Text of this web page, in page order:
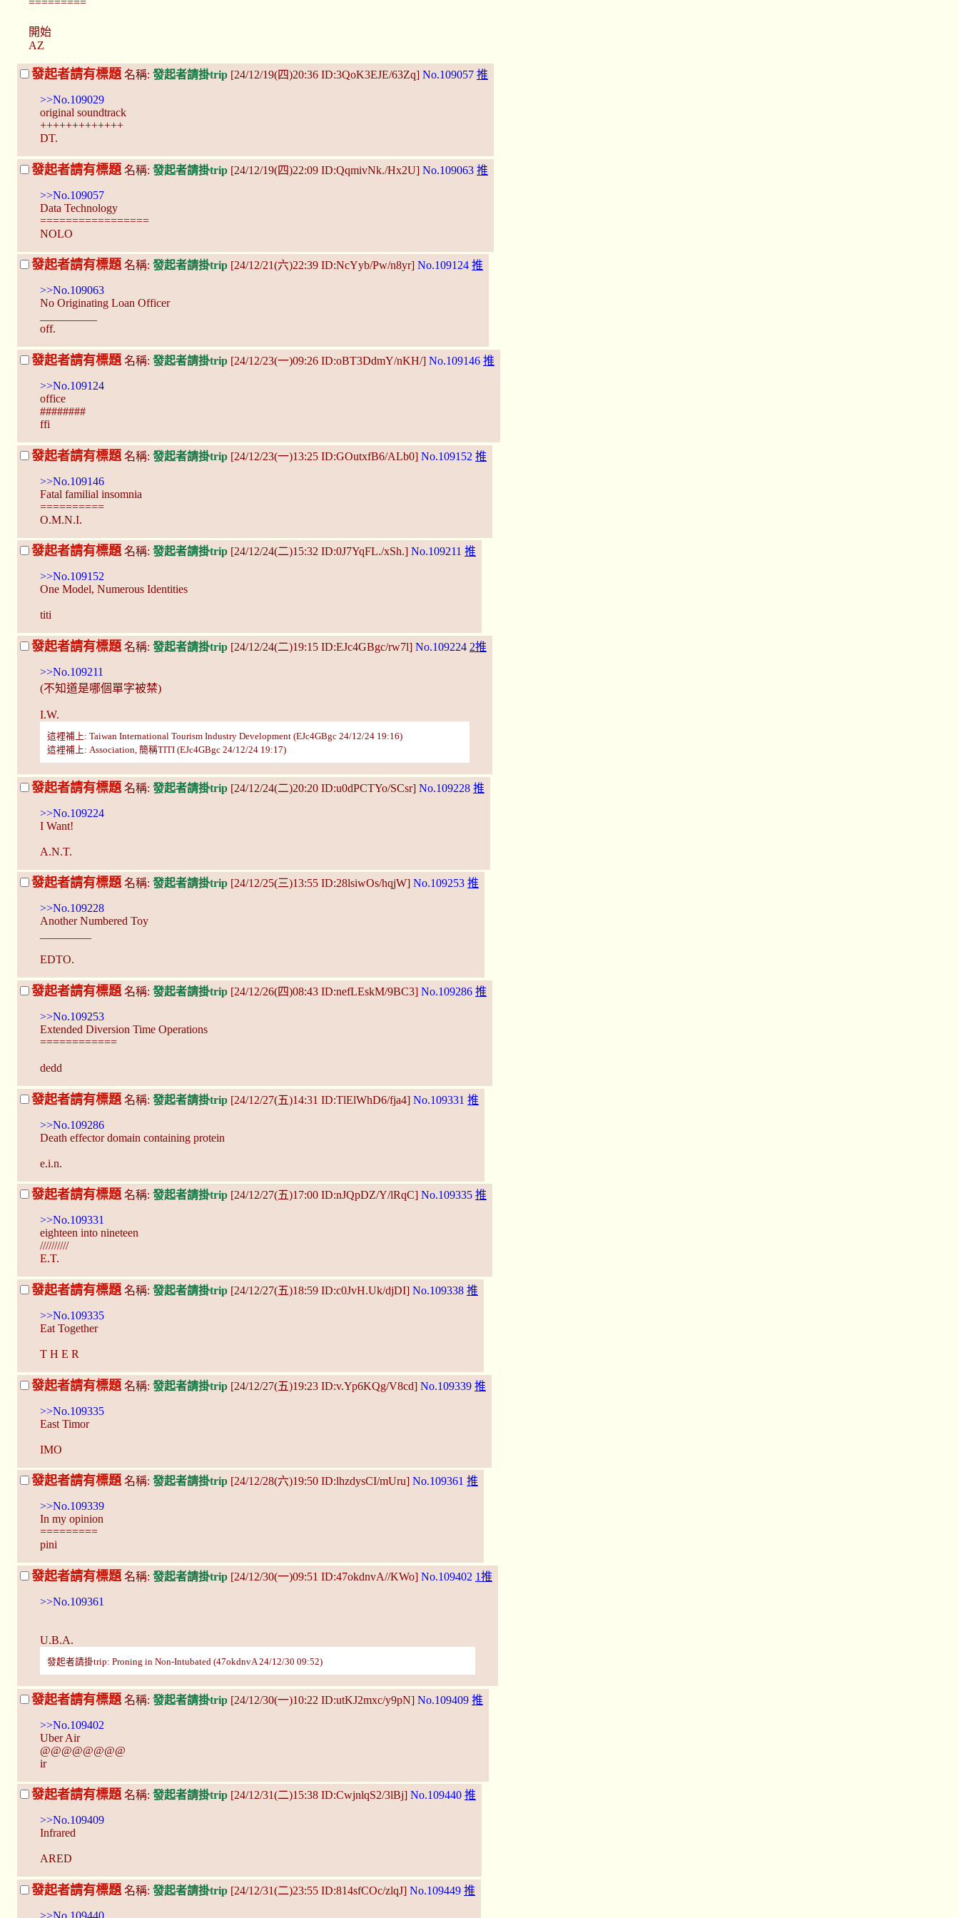
=========
開始
AZ
發起者請有標題 名稱: 發起者請掛trip [24/12/19(四)20:36 ID:3QoK3EJE/63Zq] No.109057 推
>>No.109029
original soundtrack
+++++++++++++
DT.
發起者請有標題 名稱: 發起者請掛trip [24/12/19(四)22:09 ID:QqmivNk./Hx2U] No.109063 推
>>No.109057
Data Technology
=================
NOLO
發起者請有標題 名稱: 發起者請掛trip [24/12/21(六)22:39 ID:NcYyb/Pw/n8yr] No.109124 推
>>No.109063
No Originating Loan Officer
off.
發起者請有標題 名稱: 發起者請掛trip [24/12/23(一)09:26 ID:oBT3DdmY/nKH/] No.109146 推
>>No.109124
office
########
ffi
發起者請有標題 名稱: 發起者請掛trip [24/12/23(一)13:25 ID:GOutxfB6/ALb0] No.109152 推
>>No.109146
Fatal familial insomnia
==========
O.M.N.I.
發起者請有標題 名稱: 發起者請掛trip [24/12/24(二)15:32 ID:0J7YqFL./xSh.] No.109211 推
>>No.109152
One Model, Numerous Identities
titi
發起者請有標題 名稱: 發起者請掛trip [24/12/24(二)19:15 ID:EJc4GBgc/rw7l] No.109224 2推
>>No.109211
(不知道是哪個單字被禁)
I.W.
這裡補上: Taiwan International Tourism Industry Development (EJc4GBgc 24/12/24 19:16)
這裡補上: Association, 簡稱TITI (EJc4GBgc 24/12/24 19:17)
發起者請有標題 名稱: 發起者請掛trip [24/12/24(二)20:20 ID:u0dPCTYo/SCsr] No.109228 推
>>No.109224
I Want!
A.N.T.
發起者請有標題 名稱: 發起者請掛trip [24/12/25(三)13:55 ID:28lsiwOs/hqjW] No.109253 推
>>No.109228
Another Numbered Toy
EDTO.
發起者請有標題 名稱: 發起者請掛trip [24/12/26(四)08:43 ID:nefLEskM/9BC3] No.109286 推
>>No.109253
Extended Diversion Time Operations
============
dedd
發起者請有標題 名稱: 發起者請掛trip [24/12/27(五)14:31 ID:TlElWhD6/fja4] No.109331 推
>>No.109286
Death effector domain containing protein
e.i.n.
發起者請有標題 名稱: 發起者請掛trip [24/12/27(五)17:00 ID:nJQpDZ/Y/lRqC] No.109335 推
>>No.109331
eighteen into nineteen
//////////
E.T.
發起者請有標題 名稱: 發起者請掛trip [24/12/27(五)18:59 ID:c0JvH.Uk/djDI] No.109338 推
>>No.109335
Eat Together
T H E R
發起者請有標題 名稱: 發起者請掛trip [24/12/27(五)19:23 ID:v.Yp6KQg/V8cd] No.109339 推
>>No.109335
East Timor
IMO
發起者請有標題名稱: 發起者請掛trip [24/12/28(六)19:50 ID:lhzdysCI/mUru] No.109361 推
>>No.109339
In my opinion
=========
pini
發起者請有標題 名稱: 發起者請掛trip [24/12/30(一)09:51 ID:47okdnvA//KWo] No.109402 1推
>>No.109361
U.B.A.
發起者請掛trip: Proning in Non-Intubated (47okdnvA 24/12/30 09:52)
發起者請有標題 名稱: 發起者請掛trip [24/12/30(一)10:22 ID:utKJ2mxc/y9pN] No.109409 推
>>No.109402
Uber Air
@@@@@@@@
ir
發起者請有標題名稱: 發起者請掛trip [24/12/31(二)15:38 ID:CwjnlqS2/3lBj] No.109440 推
>>No.109409
Infrared
ARED
發起者請有標題 名稱: 發起者請掛trip [24/12/31(二)23:55 ID:814sfCOc/zlqJ] No.109449 推
>>No.109440